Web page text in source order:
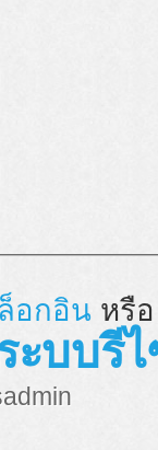
ล็อกอิน หรื
ะบบรี